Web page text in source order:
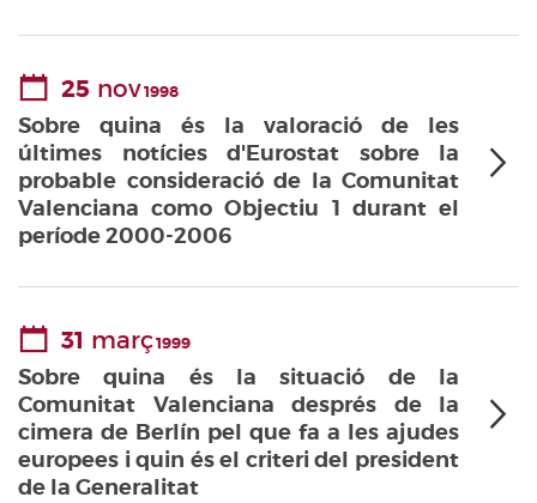
25 nov1998
Sobre quina és la valoració de les
últimes notícies d'Eurostat sobre la
probable consideració de la Comunitat
Valenciana como Objectiu 1 durant el
període 2000-2006
31 març1999
Sobre quina és la situació de la
Comunitat Valenciana després de la
cimera de Berlín pel que fa a les ajudes
europees i quin és el criteri del president
de la Generalitat